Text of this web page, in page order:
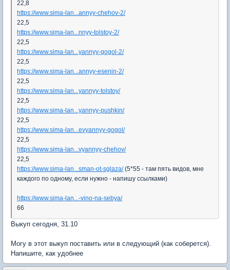
22,8
https://www.sima-lan...annyy-chehov-2/
22,5
https://www.sima-lan...nnyy-tolstoy-2/
22,5
https://www.sima-lan...yannyy-gogol-2/
22,5
https://www.sima-lan...annyy-esenin-2/
22,5
https://www.sima-lan...yannyy-tolstoy/
22,5
https://www.sima-lan...yannyy-pushkin/
22,5
https://www.sima-lan...evyannyy-gogol/
22,5
https://www.sima-lan...vyannyy-chehov/
22,5
https://www.sima-lan...sman-ot-sglaza/(5*55 - там пять видов, мне
каждого по одному, если нужно - напишу ссылками)
https://www.sima-lan...-vino-na-sebya/
66
Выкуп сегодня, 31.10
Могу в этот выкуп поставить или в следующий (как соберется).
Напишите, как удобнее